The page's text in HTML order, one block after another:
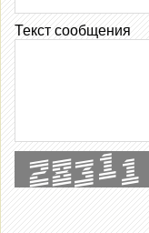
Текст сообщения